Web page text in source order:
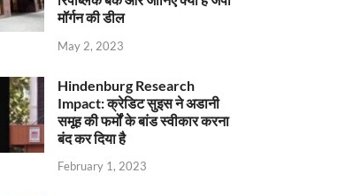
मॉर्गन की डील
May 2, 2023
Hindenburg Research
Impact: क्रेडिट सुइस ने अडानी
समूह की फर्मों के बांड स्वीकार करना
बंद कर दिया है
February 1, 2023